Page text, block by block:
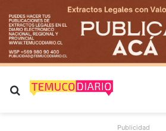
Buscar por
Publicidad